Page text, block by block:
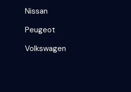
Nissan
Peugeot
Volkswagen